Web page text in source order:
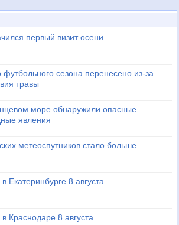
первый визит осени
футбольного сезона перенесено из-за
травы
море обнаружили опасные
явления
метеоспутников стало больше
Екатеринбурге 8 августа
Краснодаре 8 августа